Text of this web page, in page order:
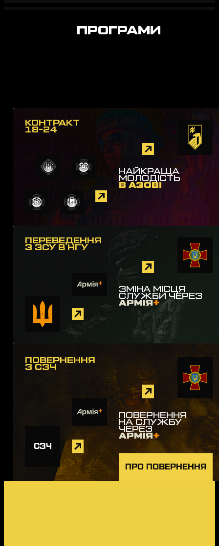
ПРОГРАМИ
КОНТРАКТ
18-24
НАЙКРАЩА
МОЛОДІСТЬ
В АЗОВІ
ПЕРЕВЕДЕННЯ
З ЗСУ В НГУ
ЗМІНА МІСЦЯ
СЛУЖБИ ЧЕРЕЗ
АРМІЯ +
ПОВЕРНЕННЯ
З СЗЧ
ПОВЕРНЕННЯ
НА СЛУЖБУ
ЧЕРЕЗ
АРМІЯ+
СЗЧ
ПРО ПОВЕРНЕННЯ